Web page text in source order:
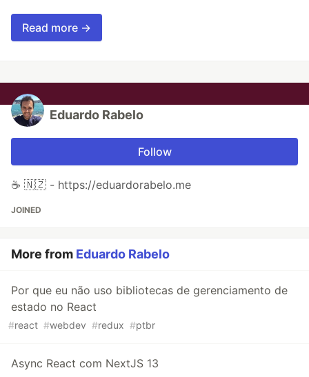
Read more →
Eduardo Rabelo
Follow
☕ 🇳🇿 - https://eduardorabelo.me
JOINED
More from Eduardo Rabelo
Por que eu não uso bibliotecas de gerenciamento de
estado no React
#react #webdev #redux #ptbr
Async React com NextJS 13